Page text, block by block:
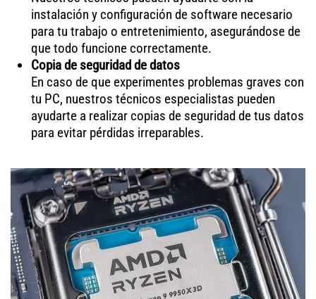
instalación y configuración de software necesario
para tu trabajo o entretenimiento, asegurándose de
que todo funcione correctamente.
Copia de seguridad de datos
En caso de que experimentes problemas graves con
tu PC, nuestros técnicos especialistas pueden
ayudarte a realizar copias de seguridad de tus datos
para evitar pérdidas irreparables.